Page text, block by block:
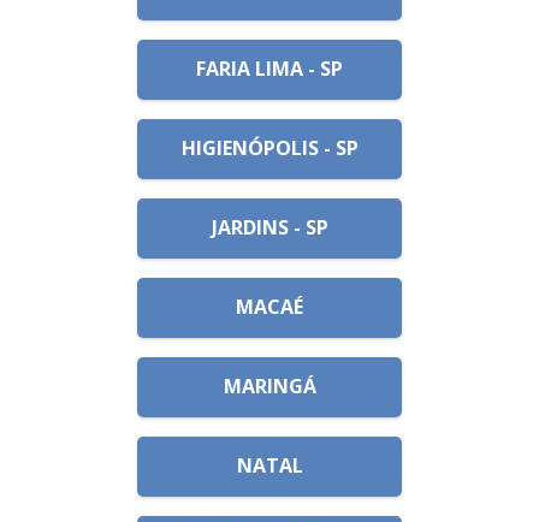
FARIA LIMA - SP
HIGIENÓPOLIS - SP
JARDINS - SP
MACAÉ
MARINGÁ
NATAL